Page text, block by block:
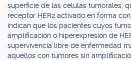
superficie de las células tumorales,
receptor HER2 activado en forma
indican que los pacientes cuyos
amplificación o hiperexpresión de
supervivencia libre de enfermedad
aquellos con tumores sin